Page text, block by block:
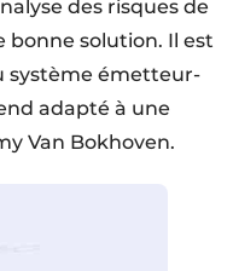
des risques de
bonne solution. Il est
système émetteur-
adapté à une
Van Bokhoven.